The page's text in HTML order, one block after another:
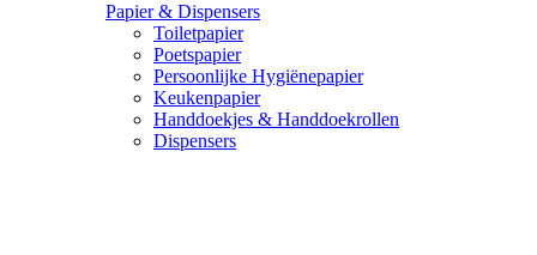
Papier & Dispensers
Toiletpapier
Poetspapier
Persoonlijke Hygiënepapier
Keukenpapier
Handdoekjes & Handdoekrollen
Dispensers